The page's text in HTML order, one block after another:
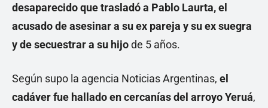
desaparecido que trasladó a Pablo Laurta, el
acusado de asesinar a su ex pareja y su ex suegra
y de secuestrar a su hijode 5 años.
Según supo la agencia Noticias Argentinas, el
cadáver fue hallado en cercanías del arroyo Yeruá,